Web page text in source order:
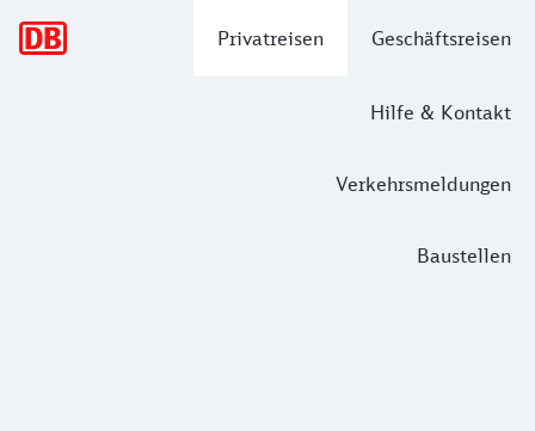
Privatreisen Geschäftsreisen
Hilfe & Kontakt
Verkehrsmeldungen
Baustellen